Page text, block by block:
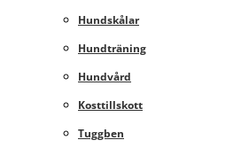
Hundskålar
Hundträning
Hundvård
Kosttillskott
Tuggben